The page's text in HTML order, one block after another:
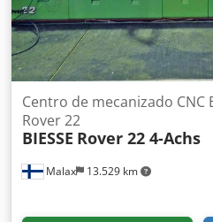
Malax 13.529 km
Centro de mecanizado CNC
Rover 22
BIESSE Rover 22 4-Achs